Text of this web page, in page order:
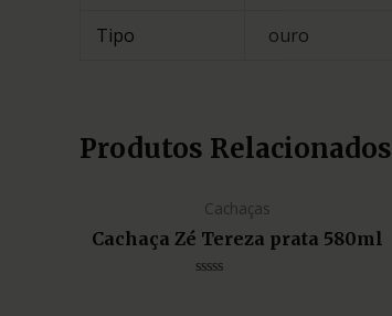
Tipo ouro
Produtos Relacionados
Cachaças
Cachaça Zé Tereza prata 580ml